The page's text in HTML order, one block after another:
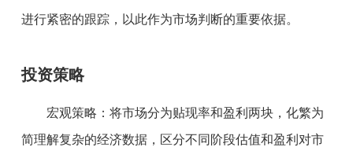
进行紧密的跟踪，以此作为市场判断的重要依据。
投资策略
宏观策略：将市场分为贴现率和盈利两块，化繁为
简理解复杂的经济数据，区分不同阶段估值和盈利对市